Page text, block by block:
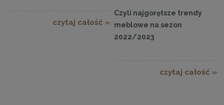
czytaj całość »
Czyli najgorętsze trendy
meblowe na sezon
2022/2023
czytaj całość »